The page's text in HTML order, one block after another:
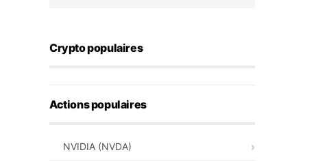
Crypto populaires
Actions populaires
NVIDIA (NVDA)